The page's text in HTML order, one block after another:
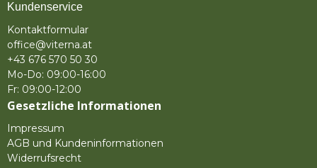
Kundenservice
Kontaktformular
office@viterna.at
+43 676 570 50 30
Mo-Do: 09:00-16:00
Fr: 09:00-12:00
Gesetzliche Informationen
Impressum
AGB und Kundeninformationen
Widerrufsrecht